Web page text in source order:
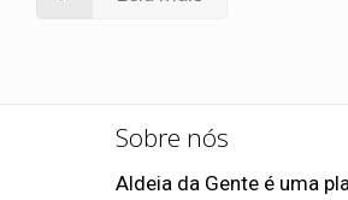
Sobre nós
Aldeia da Gente é uma